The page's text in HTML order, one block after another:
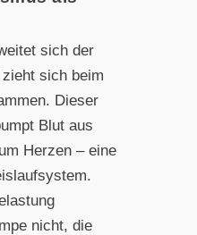
sich der
sich beim
Dieser
Blut aus
Herzen – eine
nicht, die